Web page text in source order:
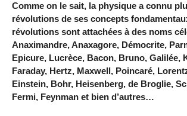
Comme on le sait, la physique a connu
révolutions de ses concepts
révolutions sont attachées à des noms
Anaximandre, Anaxagore, Démocrite,
Epicure, Lucrèce, Bacon, Bruno, Galilée,
Faraday, Hertz, Maxwell, Poincaré,
Einstein, Bohr, Heisenberg, de Broglie,
Fermi, Feynman et bien d’autres…